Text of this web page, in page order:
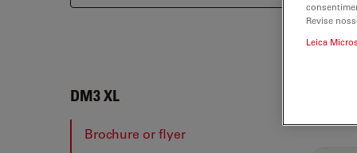
DM3 XL
Brochure or flyer
Revise
Leica